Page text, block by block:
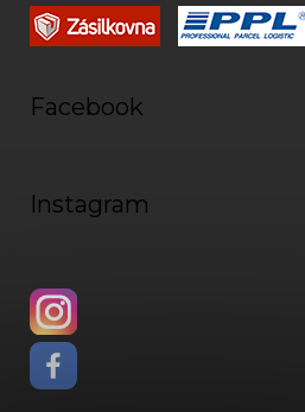
Facebook
Instagram